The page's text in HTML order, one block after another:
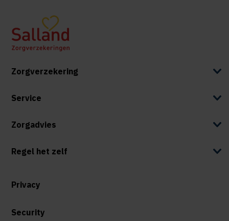
Zorgverzekering
Service
Zorgadvies
Regel het zelf
Privacy
Security